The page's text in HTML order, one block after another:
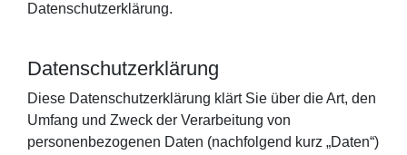
Datenschutzerklärung.
Datenschutzerklärung
Diese Datenschutzerklärung klärt Sie über die Art, den
Umfang und Zweck der Verarbeitung von
personenbezogenen Daten (nachfolgend kurz „Daten“)